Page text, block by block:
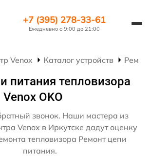
+7 (395) 278-33-61
Ежедневно с 9:00 до 21:00
Venox Каталог устройств
питания тепловизора
Venox OKO
звонок. Наши мастера из
Venox в Иркутске дадут оценку
тепловизора Ремонт цепи
питания.